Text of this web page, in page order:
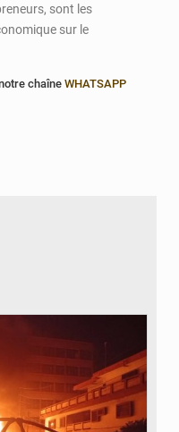
sont les
sur le
chaîne WHATSAPP